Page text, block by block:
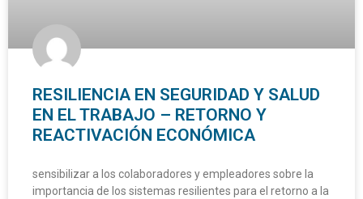
RESILIENCIA EN SEGURIDAD Y SALUD
EN EL TRABAJO – RETORNO Y
REACTIVACIÓN ECONÓMICA
sensibilizar a los colaboradores y empleadores sobre la
importancia de los sistemas resilientes para el retorno a la